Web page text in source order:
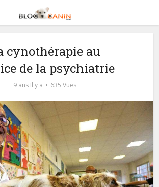
cynothérapie au
de la psychiatrie
9 ans Il y a 635 Vues